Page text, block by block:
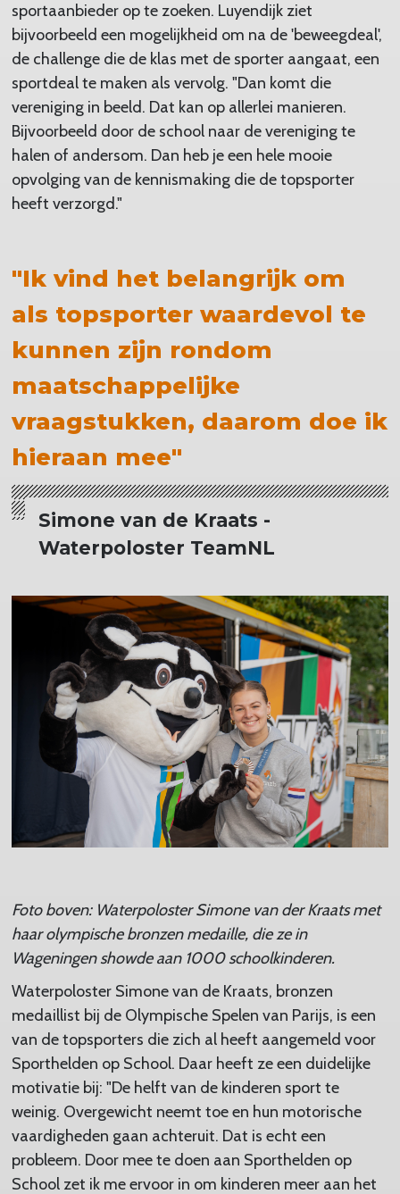
sportaanbieder op te zoeken. Luyendijk ziet
bijvoorbeeld een mogelijkheid om na de 'beweegdeal',
de challenge die de klas met de sporter aangaat, een
sportdeal te maken als vervolg. "Dan komt die
vereniging in beeld. Dat kan op allerlei manieren.
Bijvoorbeeld door de school naar de vereniging te
halen of andersom. Dan heb je een hele mooie
opvolging van de kennismaking die de topsporter
heeft verzorgd."
"Ik vind het belangrijk om
als topsporter waardevol te
kunnen zijn rondom
maatschappelijke
vraagstukken, daarom doe ik
hieraan mee"
Simone van de Kraats -
Waterpoloster TeamNL
Foto boven: Waterpoloster Simone van der Kraats met
haar olympische bronzen medaille, die ze in
Wageningen showde aan 1000 schoolkinderen.
Waterpoloster Simone van de Kraats, bronzen
medaillist bij de Olympische Spelen van Parijs, is een
van de topsporters die zich al heeft aangemeld voor
Sporthelden op School. Daar heeft ze een duidelijke
motivatie bij: "De helft van de kinderen sport te
weinig. Overgewicht neemt toe en hun motorische
vaardigheden gaan achteruit. Dat is echt een
probleem. Door mee te doen aan Sporthelden op
School zet ik me ervoor in om kinderen meer aan het